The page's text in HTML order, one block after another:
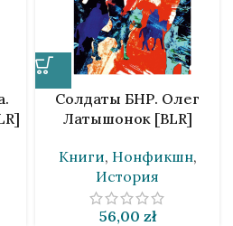
Солдаты БНР. Олег
Латышонок [BLR]
Книги, Нонфикшн,
История
56,00 zł